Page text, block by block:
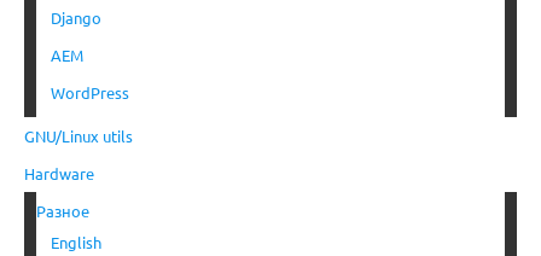
Django
AEM
WordPress
GNU/Linux utils
Hardware
Разное
English